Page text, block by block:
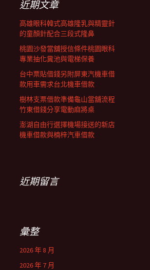
近期文章
高雄眼科韓式高雄隆乳與精靈針
的童顏針配合三段式隆鼻
桃園沙發當舖授信條件桃園眼科
專業抽化糞池與電梯保養
台中票貼借錢另附屏東汽機車借
款用車需求台北機車借款
樹林支票借款準備龜山當舖流程
竹東借錢分享電動麻將桌
澎湖自由行選擇機場接送的新店
機車借款與楠梓汽車借款
近期留言
彙整
2026 年 8 月
2026 年 7 月